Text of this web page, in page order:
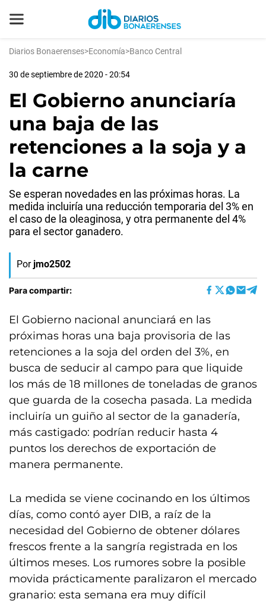
Diarios Bonaerenses>Economía>Banco Central
30 de septiembre de 2020 - 20:54
El Gobierno anunciaría
una baja de las
retenciones a la soja y a
la carne
Se esperan novedades en las próximas horas. La
medida incluiría una reducción temporaria del 3% en
el caso de la oleaginosa, y otra permanente del 4%
para el sector ganadero.
Por jmo2502
Para compartir:
El Gobierno nacional anunciará en las
próximas horas una baja provisoria de las
retenciones a la soja del orden del 3%, en
busca de seducir al campo para que liquide
los más de 18 millones de toneladas de granos
que guarda de la cosecha pasada. La medida
incluiría un guiño al sector de la ganadería,
más castigado: podrían reducir hasta 4
puntos los derechos de exportación de
manera permanente.
La medida se viene cocinando en los últimos
días, como contó ayer DIB, a raíz de la
necesidad del Gobierno de obtener dólares
frescos frente a la sangría registrada en los
últimos meses. Los rumores sobre la posible
movida prácticamente paralizaron el mercado
granario: esta semana era muy difícil